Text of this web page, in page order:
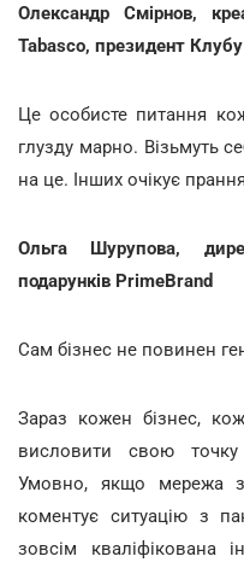
Олександр Смірнов,
Tabasco, президент Клубу
Це особисте питання
глузду марно. Візьмуть
на це. Інших очікує
Ольга Шурупова,
подарунків PrimeBrand
Сам бізнес не повинен
Зараз кожен бізнес,
висловити свою
Умовно, якщо мережа
коментує ситуацію з
зовсім